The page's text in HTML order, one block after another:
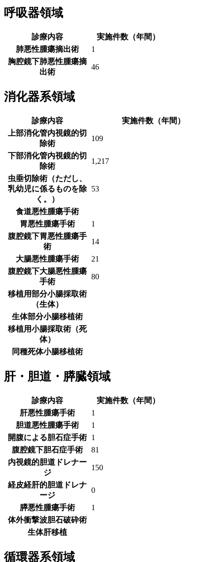
呼吸器領域
診療内容
実施件数（年間）
肺悪性腫瘍摘出術
1
胸腔鏡下肺悪性腫瘍摘
出術
46
消化器系領域
診療内容
実施件数（年間）
上部消化管内視鏡的切
除術
109
下部消化管内視鏡的切
除術
1,217
虫垂切除術（ただし、
乳幼児に係るものを除
く。）
53
食道悪性腫瘍手術
胃悪性腫瘍手術
1
腹腔鏡下胃悪性腫瘍手
術
14
大腸悪性腫瘍手術
21
腹腔鏡下大腸悪性腫瘍
手術
80
移植用部分小腸採取術
（生体）
生体部分小腸移植術
移植用小腸採取術（死
体）
同種死体小腸移植術
肝・胆道・膵臓領域
診療内容
実施件数（年間）
肝悪性腫瘍手術
1
胆道悪性腫瘍手術
1
開腹による胆石症手術 1
腹腔鏡下胆石症手術
81
内視鏡的胆道ドレナー
ジ
150
経皮経肝的胆道ドレナ
ージ
0
膵悪性腫瘍手術
1
体外衝撃波胆石破砕術
生体肝移植
循環器系領域